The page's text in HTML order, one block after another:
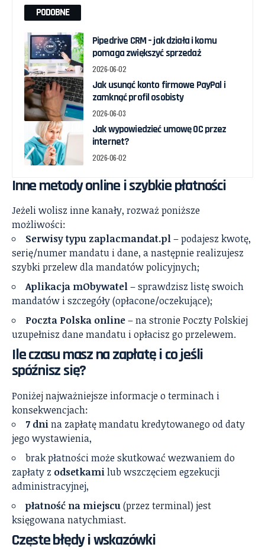
PODOBNE
Pipedrive CRM – jak działa i komu
pomaga zwiększyć sprzedaż
2026-06-02
Jak usunąć konto firmowe PayPal i
zamknąć profil osobisty
2026-06-03
Jak wypowiedzieć umowę OC przez
internet?
2026-06-02
Inne metody online i szybkie płatności
Jeżeli wolisz inne kanały, rozważ poniższe
możliwości:
Serwisy typu zaplacmandat.pl– podajesz kwotę,
serię/numer mandatu i dane, a następnie realizujesz
szybki przelew dla mandatów policyjnych;
Aplikacja mObywatel– sprawdzisz listę swoich
mandatów i szczegóły (opłacone/oczekujące);
Poczta Polska online– na stronie Poczty Polskiej
uzupełnisz dane mandatu i opłacisz go przelewem.
Ile czasu masz na zapłatę i co jeśli
spóźnisz się?
Poniżej najważniejsze informacje o terminach i
konsekwencjach:
7 dnina zapłatę mandatu kredytowanego od daty
jego wystawienia,
brak płatności może skutkować wezwaniem do
zapłaty z odsetkamilub wszczęciem egzekucji
administracyjnej,
płatność na miejscu(przez terminal) jest
księgowana natychmiast.
Częste błędy i wskazówki